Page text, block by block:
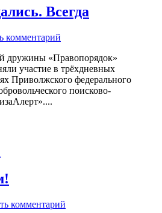
Всегда
комментарий
дружины «Правопорядок»
участие в трёхдневных
Приволжского федерального
поисково-
комментарий